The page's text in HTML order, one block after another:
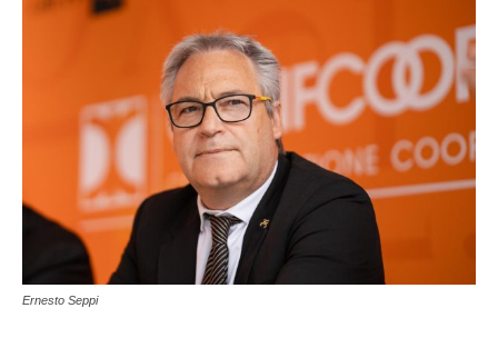
Ernesto Seppi